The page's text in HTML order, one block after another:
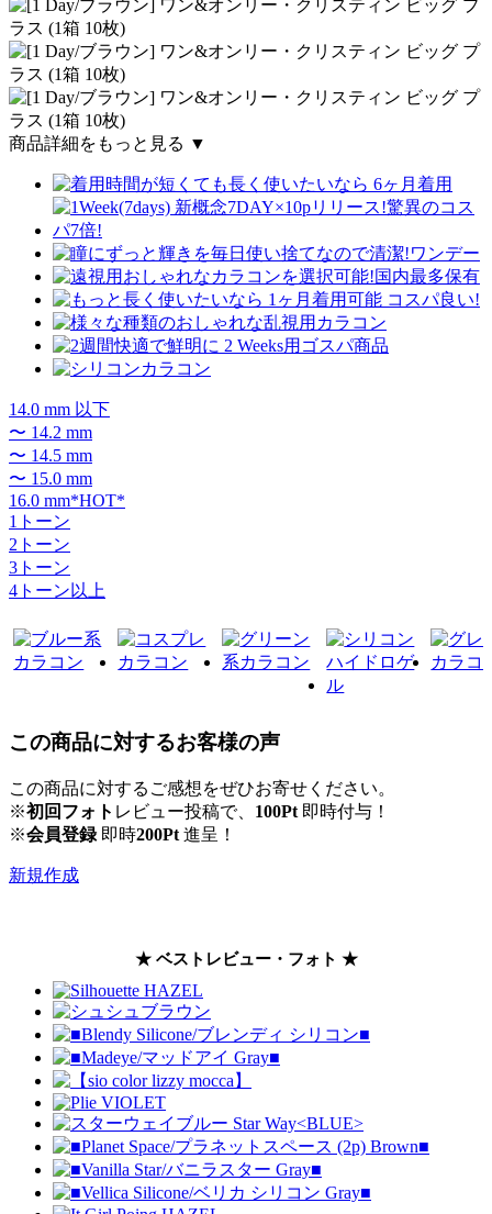
商品詳細をもっと見る ▼
14.0 mm 以下
〜 14.2 mm
〜 14.5 mm
〜 15.0 mm
16.0 mm*HOT*
1トーン
2トーン
3トーン
4トーン以上
この商品に対するお客様の声
この商品に対するご感想をぜひお寄せください。
※初回フォト レビュー投稿で、 100Pt 即時付与！
※会員登録即時200Pt 進呈！
新規作成
★ ベストレビュー・フォト ★